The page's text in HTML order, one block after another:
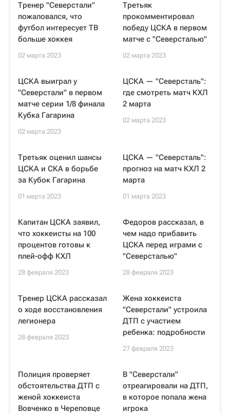
Тренер "Северстали"
пожаловался, что
футбол интересует ТВ
больше хоккея
02 марта 2023
Третьяк
прокомментировал
победу ЦСКА в первом
матче с "Северсталью"
02 марта 2023
ЦСКА выиграл у
"Северстали" в первом
матче серии 1/8 финала
Кубка Гагарина
02 марта 2023
ЦСКА — "Северсталь":
где смотреть матч КХЛ
2 марта
02 марта 2023
Третьяк оценил шансы
ЦСКА и СКА в борьбе
за Кубок Гагарина
01 марта 2023
ЦСКА — "Северсталь":
прогноз на матч КХЛ 2
марта
01 марта 2023
Капитан ЦСКА заявил,
что хоккеисты на 100
процентов готовы к
плей-офф КХЛ
28 февраля 2023
Федоров рассказал, в
чем надо прибавить
ЦСКА перед играми с
"Северсталью"
28 февраля 2023
Тренер ЦСКА рассказал
о ходе восстановления
легионера
28 февраля 2023
Жена хоккеиста
"Северстали" устроила
ДТП с участием
ребенка: подробности
27 февраля 2023
Полиция проверяет
обстоятельства ДТП с
женой хоккеиста
Вовченко в Череповце
В "Северстали"
отреагировали на ДТП,
в которое попала жена
игрока